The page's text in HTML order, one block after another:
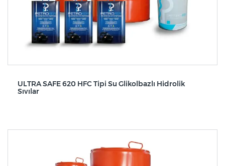
ULTRA SAFE 620 HFC Tipi Su Glikolbazlı Hidrolik
Sıvılar